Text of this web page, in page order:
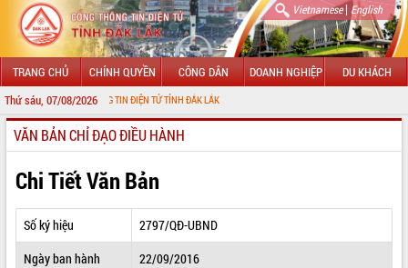
Vietnamese| English
TRANG CHỦ CHÍNH QUYỀN CÔNG DÂN DOANH NGHIỆP DU KHÁCH
Thứ sáu, 07/08/2026
CỔNG THÔNG TIN ĐIỆN TỬ TỈNH ĐẮK LẮK
GIỚI THIỆU
LÃNH ĐẠO UBND TỈNH
TIN TỨC SỰ KIỆN
SỞ, BAN, NGÀNH
VĂN BẢN CHỈ ĐẠO ĐIỀU HÀNH
Chi Tiết Văn Bản
Số ký hiệu
2797/QĐ-UBND
Ngày ban hành
22/09/2016